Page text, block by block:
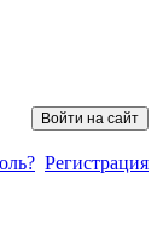
Регистрация